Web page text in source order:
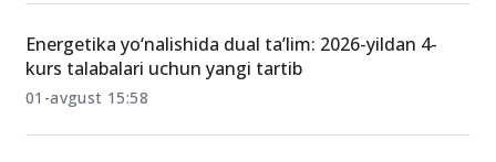
Energetika yo‘nalishida dual ta’lim: 2026-yildan 4-
kurs talabalari uchun yangi tartib
01-avgust 15:58